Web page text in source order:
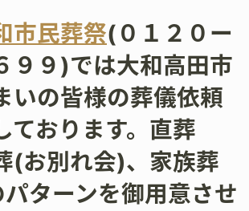
市民葬祭(０１２０ー
９９)では大和高田市
いの皆様の葬儀依頼
ております。直葬
(お別れ会)、家族葬
ターンを御用意させ